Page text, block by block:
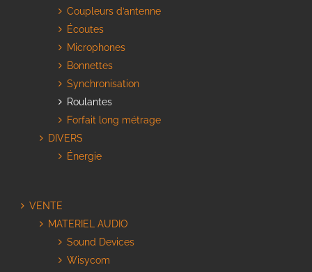
Coupleurs d’antenne
Écoutes
Microphones
Bonnettes
Synchronisation
Roulantes
Forfait long métrage
DIVERS
Énergie
VENTE
MATERIEL AUDIO
Sound Devices
Wisycom